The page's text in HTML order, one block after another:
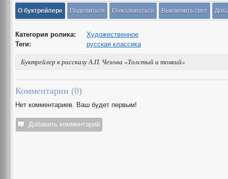
О буктрейлере Поделиться Пожаловаться Выключить свет
Категория ролика:
Художественное
Теги:
русская классика
Буктрейлер к рассказу А.П. Чехова «Толстый и тонкий»
Комментарии (0)
Нет комментариев. Ваш будет первым!
Добавить комментарий